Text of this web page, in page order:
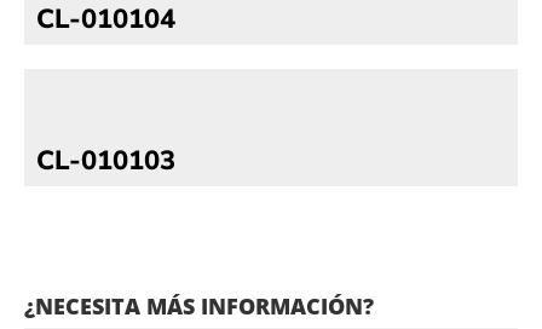
CL-010104
CL-010103
¿NECESITA MÁS INFORMACIÓN?